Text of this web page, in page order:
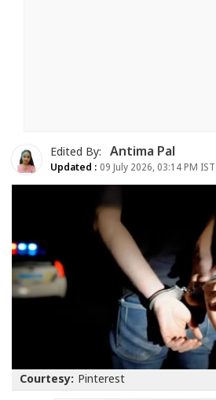
Edited By: Antima Pal
Updated : 09 July 2026, 03:14 PM IST
Courtesy: Pinterest